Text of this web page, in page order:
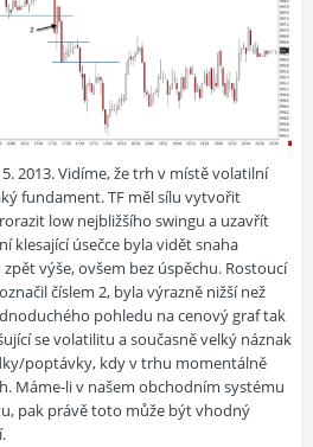
2013. Vidíme, že trh v místě volatilní
fundament. TF měl sílu vytvořit
low nejbližšího swingu a uzavřít
klesající úsečce byla vidět snaha
výše, ovšem bez úspěchu. Rostoucí
číslem 2, byla výrazně nižší než
pohledu na cenový graf tak
se volatilitu a současně velký náznak
poptávky, kdy v trhu momentálně
Máme-li v našem obchodním systému
pak právě toto může být vhodný